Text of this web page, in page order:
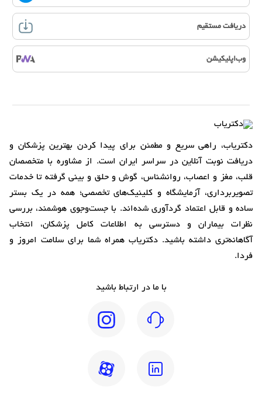
دریافت مستقیم
وب‌اپلیکیشن
دکتریاب، راهی سریع و مطمئن برای پیدا کردن بهترین پزشکان و
دریافت نوبت آنلاین در سراسر ایران است. از مشاوره با متخصصان
قلب، مغز و اعصاب، روانشناس، گوش و حلق و بینی گرفته تا خدمات
تصویربرداری، آزمایشگاه و کلینیک‌های تخصصی؛ همه در یک بستر
ساده و قابل اعتماد گردآوری شده‌اند. با جست‌وجوی هوشمند، بررسی
نظرات بیماران و دسترسی به اطلاعات کامل پزشکان، انتخاب
آگاهانه‌تری داشته باشید. دکتریاب همراه شما برای سلامت امروز و
فردا.
با ما در ارتباط باشید